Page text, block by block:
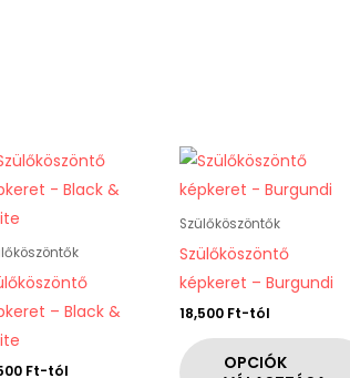
– Black &
Ft-tól
Szülőköszöntők
Szülőköszöntő
képkeret – Burgundi
18,500 Ft-tól
OPCIÓK
Ennek
a
terméknek
több
variációja
van.
változatok